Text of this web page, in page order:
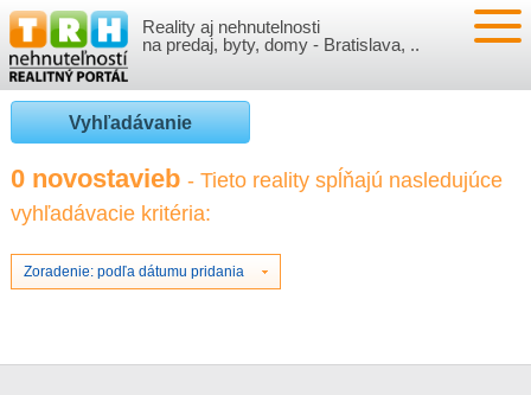
Reality aj nehnutelnosti
na predaj, byty, domy - Bratislava, ..
NEHNUTEĽNOSTI
BYTY
NOVOSTAVBY
NEBYTOVÉ PRIESTORY
VLOŽIŤ NEHNUTEĽNOSTI
PRIHLÁSENIE
REGISTRÁCIA
VÝVOJ CIEN REALÍT
ČLÁNKY O REALITÁCH
Vyhľadávanie
0 novostavieb - Tieto reality spĺňajú nasledujúce
vyhľadávacie kritéria:
Zoradenie: podľa dátumu pridania